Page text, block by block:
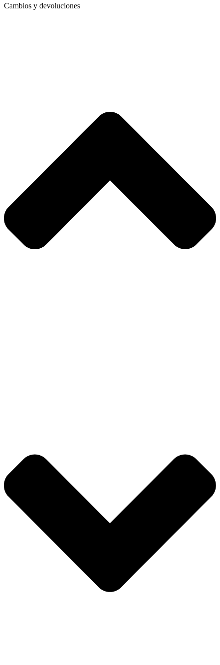
Cambios y devoluciones